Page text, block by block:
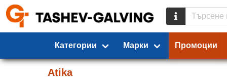
Категории Марки Промоции
Atika